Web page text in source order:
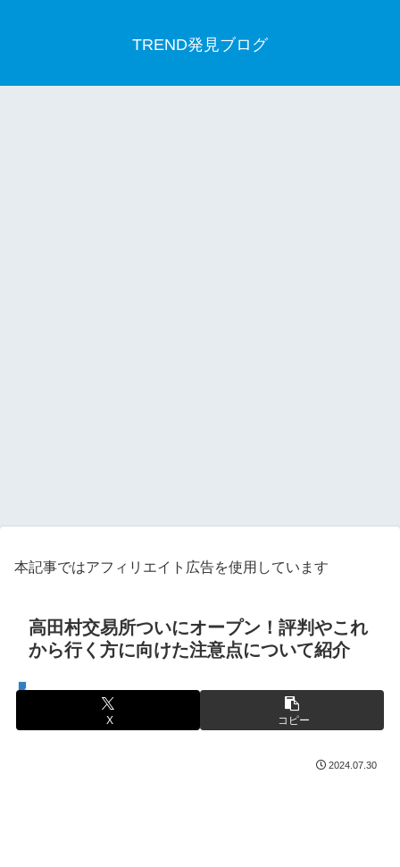
TREND発見ブログ
本記事ではアフィリエイト広告を使用しています
高田村交易所ついにオープン！評判やこれ
から行く方に向けた注意点について紹介
ゲーム配信
X コピー
2024.07.30